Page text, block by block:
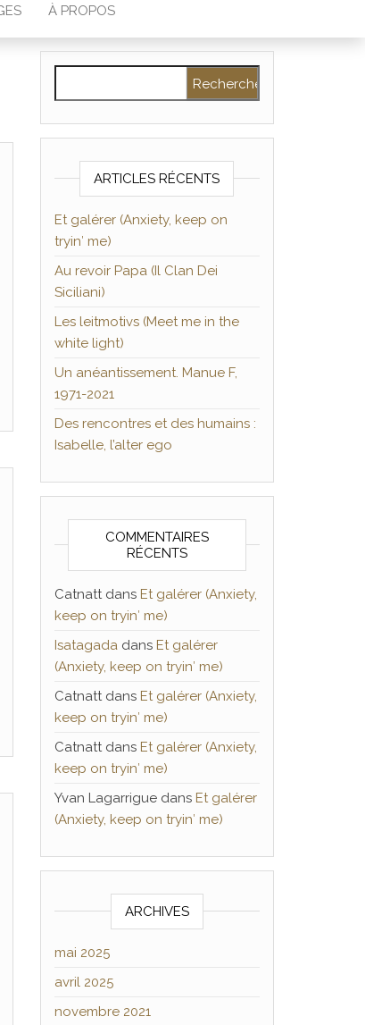
À PROPOS
ARTICLES RÉCENTS
Et galérer (Anxiety, keep on
tryin′ me)
Au revoir Papa (Il Clan Dei
Siciliani)
Les leitmotivs (Meet me in the
white light)
Un anéantissement. Manue F,
1971-2021
Des rencontres et des humains :
Isabelle, l’alter ego
COMMENTAIRES
RÉCENTS
Catnattdans Et galérer (Anxiety,
keep on tryin′ me)
Isatagadadans Et galérer
(Anxiety, keep on tryin′ me)
Catnattdans Et galérer (Anxiety,
keep on tryin′ me)
Catnattdans Et galérer (Anxiety,
keep on tryin′ me)
Yvan Lagarriguedans Et galérer
(Anxiety, keep on tryin′ me)
ARCHIVES
mai 2025
avril 2025
novembre 2021